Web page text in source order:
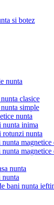
si botez
nunta
clasice
simple
nunta
nunta inima
rotunzi nunta
magnetice
magnetice
nunta
nunta
bani nunta